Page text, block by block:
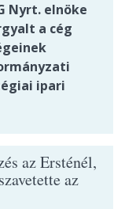
Nyrt. elnöke
a cég
ipari
az Ersténél,
az